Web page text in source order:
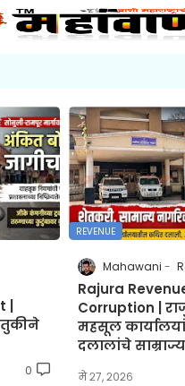
0
REVENUE
Mahawani
Rajura
Corruption |
महसूल
दलालांचे साम्राज्य
मे २७, २०२६